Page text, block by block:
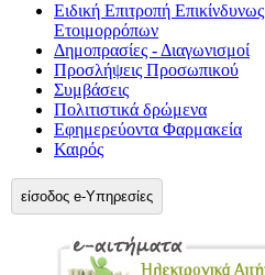
Ειδική Επιτροπή Επικίνδυνως
Ετοιμορρόπων
Δημοπρασίες - Διαγωνισμοί
Προσλήψεις Προσωπικού
Συμβάσεις
Πολιτιστικά δρώμενα
Εφημερεύοντα Φαρμακεία
Καιρός
είσοδος e-Υπηρεσίες